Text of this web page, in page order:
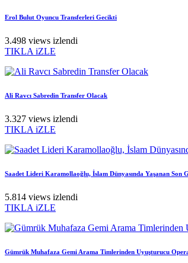
Erol Bulut Oyuncu Transferleri Gecikti
3.498 views izlendi
TIKLA iZLE
Ali Ravcı Sabredin Transfer Olacak
3.327 views izlendi
TIKLA iZLE
Saadet Lideri Karamollaoğlu, İslam Dünyasında Yaşanan Son
5.814 views izlendi
TIKLA iZLE
Gümrük Muhafaza Gemi Arama Timlerinden Uyuşturucu